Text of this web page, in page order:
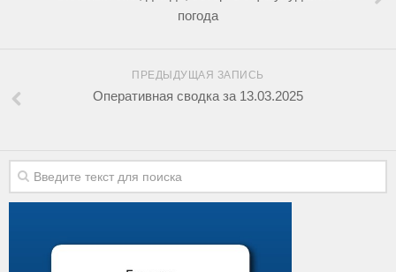
погода
ПРЕДЫДУЩАЯ ЗАПИСЬ
Оперативная сводка за 13.03.2025